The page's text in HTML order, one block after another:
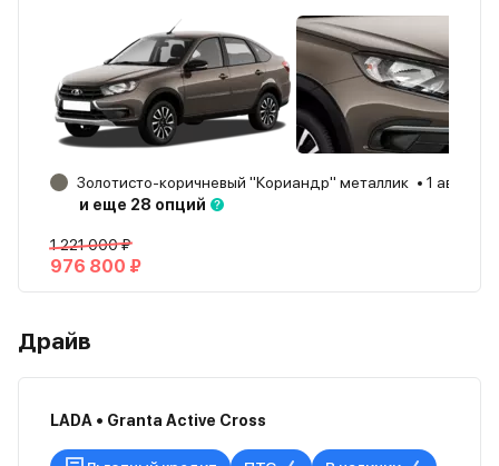
Золотисто-коричневый "Кориандр" металлик 1 авто
и еще 28 опций
1 221 000 ₽
976 800 ₽
Драйв
LADA • Granta Active Cross